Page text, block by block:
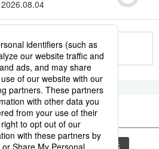
2026.08.04
っと見る
象・災害 災害 観光